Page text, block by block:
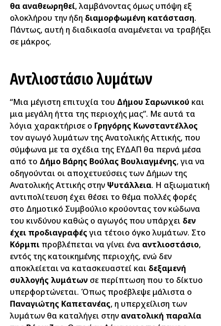
θα αναθεωρηθεί, λαμβάνοντας όμως υπόψη εξ
ολοκλήρου την ήδη διαμορφωμένη κατάσταση.
Πάντως, αυτή η διαδικασία αναμένεται να τραβήξει
σε μάκρος.
Αντλιοστάσιο λυμάτων
“Μια μέγιστη επιτυχία του Δήμου Σαρωνικού και
μια μεγάλη ήττα της περιοχής μας”. Με αυτά τα
λόγια χαρακτήρισε ο Γρηγόρης Κωνσταντέλλος
τον αγωγό λυμάτων της Ανατολικής Αττικής, που
σύμφωνα με τα σχέδια της ΕΥΔΑΠ θα περνά μέσα
από το Δήμο Βάρης Βούλας Βουλιαγμένης, για να
οδηγούνται οι αποχετυεύσεις των Δήμων της
Ανατολικής Αττικής στην Ψυτάλλεια. Η αξιωματική
αντιπολίτευση έχει θέσει το θέμα πολλές φορές
στο Δημοτικό Συμβούλιο κρούοντας τον κώδωνα
του κινδύνου καθώς ο αγωγός που υπάρχει δεν
έχει προδιαγραφές για τέτοιο όγκο λυμάτων. Στο
Κόρμπι προβλέπεται να γίνει ένα αντλιοστάσιο,
εντός της κατοικημένης περιοχής, ενώ δεν
αποκλείεται να κατασκευαστεί και δεξαμενή
συλλογής λυμάτων σε περίπτωση που το δίκτυο
υπερφορτώνεται. Όπως προέβλεψε μάλιστα ο
Παναγιώτης Καπετανέας, η υπερχείλιση των
λυμάτων θα καταλήγει στην ανατολική παραλία